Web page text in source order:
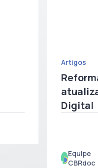
Artigos
Digital
Equipe
CBRdoc